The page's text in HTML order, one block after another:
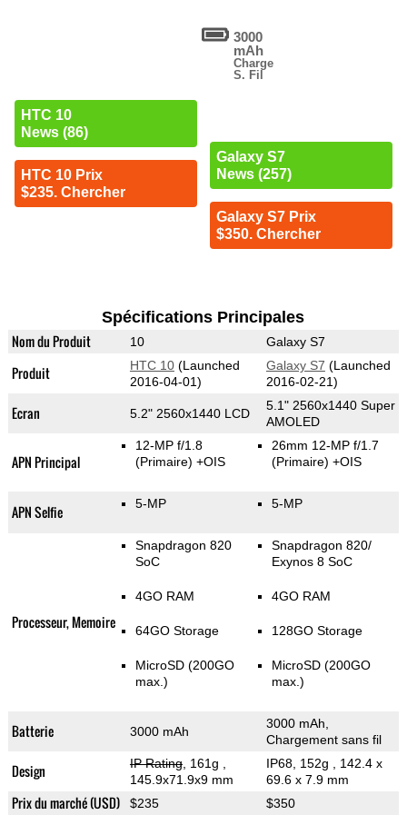
HTC 10
News (86)
HTC 10 Prix
$235. Chercher
3000
mAh
Charge
S. Fil
Galaxy S7
News (257)
Galaxy S7 Prix
$350. Chercher
Spécifications Principales
Nom du Produit 10 Galaxy S7
Produit HTC 10(Launched
2016-04-01)
Galaxy S7 (Launched
2016-02-21)
Ecran 5.2" 2560x1440 LCD
5.1" 2560x1440 Super
AMOLED
APN Principal
12-MP f/1.8
(Primaire) +OIS
26mm 12-MP f/1.7
(Primaire) +OIS
APN Selfie 5-MP 5-MP
Processeur, Memoire
Snapdragon 820
SoC
4GO RAM
64GO Storage
MicroSD (200GO
max.)
Snapdragon 820/
Exynos 8 SoC
4GO RAM
128GO Storage
MicroSD (200GO
max.)
Batterie 3000 mAh
3000 mAh,
Chargement sans fil
Design IP Rating, 161g
145.9x71.9x9 mm
IP68, 152g
, 142.4 x
69.6 x 7.9 mm
Prix du marché (USD) $235 $350